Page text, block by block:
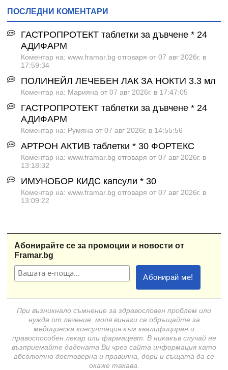
ПОСЛЕДНИ КОМЕНТАРИ
ГАСТРОПРОТЕКТ таблетки за дъвчене * 24
АДИФАРМ
Коментар на: www.framar.bg отговаря от 07 авг 2026г. в
17:59:34
ПОЛИНЕЙЛ ЛЕЧЕБЕН ЛАК ЗА НОКТИ 3.3 мл
Коментар на: Марияна от 07 авг 2026г. в 17:47:05
ГАСТРОПРОТЕКТ таблетки за дъвчене * 24
АДИФАРМ
Коментар на: Румяна от 07 авг 2026г. в 14:55:56
АРТРОН АКТИВ таблетки * 30 ФОРТЕКС
Коментар на: www.framar.bg отговаря от 07 авг 2026г. в
13:18:32
ИМУНОБОР КИДС капсули * 30
Коментар на: www.framar.bg отговаря от 07 авг 2026г. в
13:09:22
Абонирайте се за промоции и новости от
Framar.bg
При възникнало съмнение за здравословен проблем или
нужда от лечение, моля винаги се обръщайте за
медицинска консултация към квалифициран и
правоспособен лекар или фармацевт. В никакъв случай не
възприемайте дадената Ви чрез сайта информация като
абсолютно достоверна и правилна, дори и същата да се
окаже такава.